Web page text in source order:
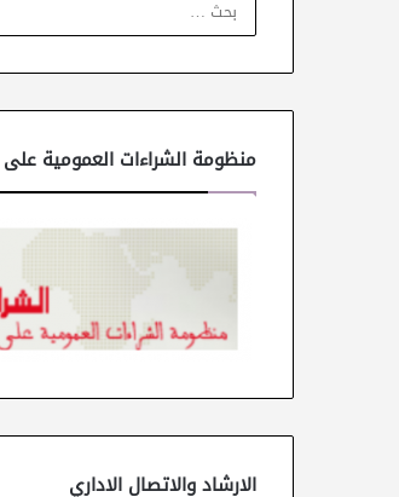
منظومة الشراءات العمومية
الارشاد والاتصال الاداري